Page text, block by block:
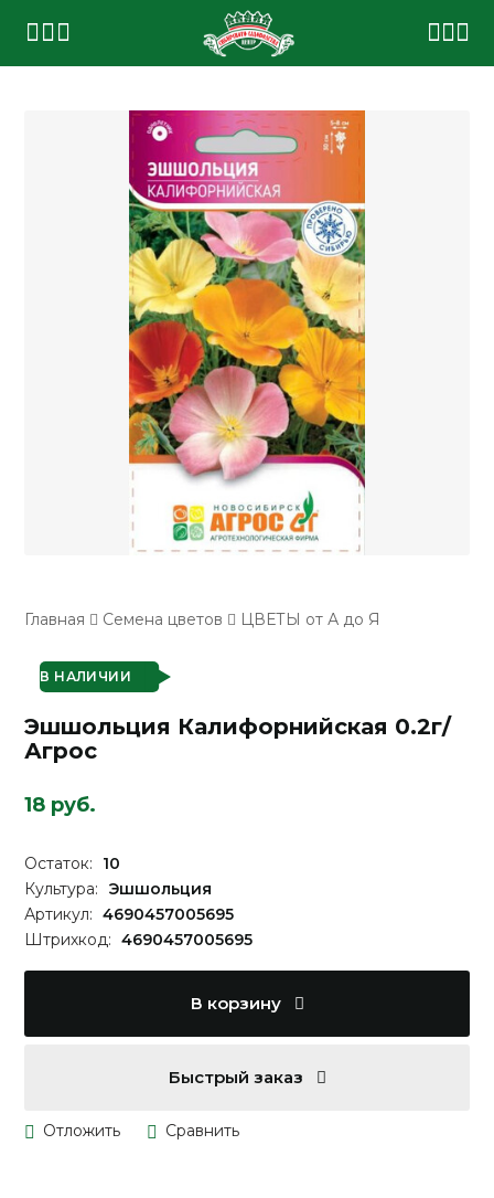
Главная Семена цветов ЦВЕТЫ от А до Я
В НАЛИЧИИ
Эшшольция Калифорнийская 0.2г/
Агрос
18 руб.
Остаток:
10
Культура:
Эшшольция
Артикул: 4690457005695
Штрихкод: 4690457005695
В корзину
Быстрый заказ